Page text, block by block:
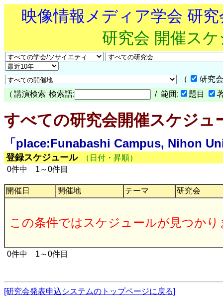
映像情報メディア学会 研
研究会 開催ス
（
研究
（ 講演検索 検索語: / 範囲: 題目
すべての研究会開催スケジュ
「place:Funabashi Campus, Nihon
登録スケジュール
（日付・昇順）
0件中 1～0件目
開催日 開催地 テーマ 研究会
この条件ではスケジュールが見つかり
0件中 1～0件目
[研究会発表申込システムのトップページに戻る]